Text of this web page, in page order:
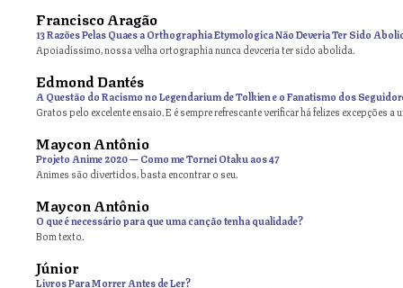
Francisco Aragão
13 Razões Pelas Quaes a Orthographia Etymologica Não Deveria Ter Sido
Apoiadíssimo, nossa velha ortographia nunca devceria ter sido abolida.
Edmond Dantés
A Questão do Racismo no Legendarium de Tolkien e o Fanatismo dos
Gratos pelo excelente ensaio. E é sempre refrescante verificar há felizes excepções a
Maycon Antônio
Projeto Anime 2020 — Como me Tornei Otaku aos 47
Animes são divertidos, basta encontrar o seu.
Maycon Antônio
O que é necessário para que uma canção tenha qualidade?
Bom texto.
Júnior
Livros Para Morrer Antes de Ler?